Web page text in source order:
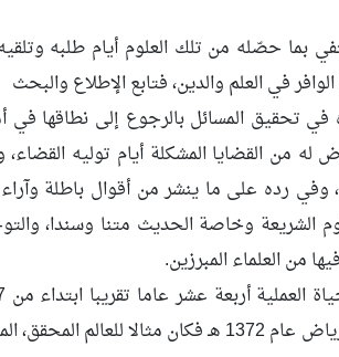
بما حصّله من تلك العلوم أيام طلبه
في العلم والدين، فتابع الإطلاع والبحث
تحقيق المسائل بالرجوع إلى نطاقها في
من القضايا المشكلة أيام توليه
رده على ما ينشر من أقوال باطلة
وخاصة الحديث متنا وسندا،
من العلماء المبرزين.
بالكليات والمعاهد العلمية في الرياض عام 1372 هـ